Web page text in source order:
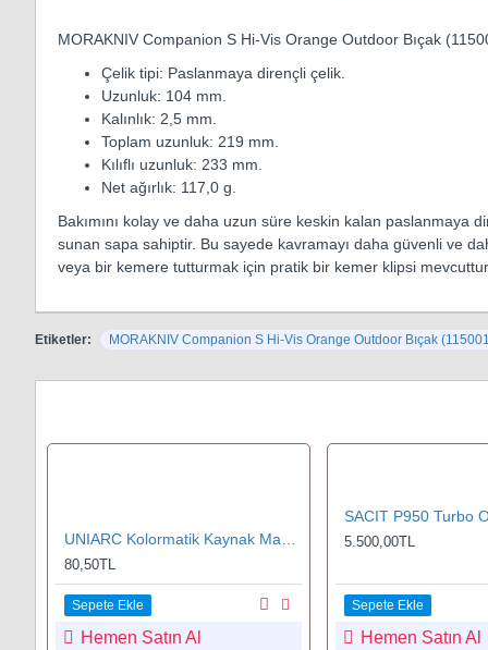
MORAKNIV Companion S Hi-Vis Orange Outdoor Bıçak
Çelik tipi: Paslanmaya dirençli çelik.
Uzunluk: 104 mm.
Kalınlık: 2,5 mm.
Toplam uzunluk: 219 mm.
Kılıflı uzunluk: 233 mm.
Net ağırlık: 117,0 g.
Bakımını kolay ve daha uzun süre keskin kalan paslanmaya
sunan sapa sahiptir. Bu sayede kavramayı daha güvenli ve
veya bir kemere tutturmak için pratik bir kemer klipsi mevcuttur.
Etiketler: MORAKNIV Companion S Hi-Vis Orange Outdoor Bıçak
80,50TL
Sepete Ekle
Hemen Satın Al
5.500,00TL
Sepete Ekle
Hemen Satın Al